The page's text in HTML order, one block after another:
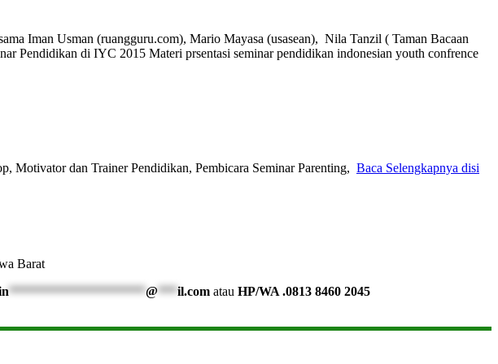
Iman Usman (ruangguru.com), Mario Mayasa (usasean), Nila Tanzil ( Taman Bacaan
Pendidikan di IYC 2015 Materi prsentasi seminar pendidikan indonesian youth confrence
dan Trainer Pendidikan, Pembicara Seminar Parenting, Baca Selengkapnya disi
Barat
*********************@ ***il.com atau HP/WA .0813 8460 2045